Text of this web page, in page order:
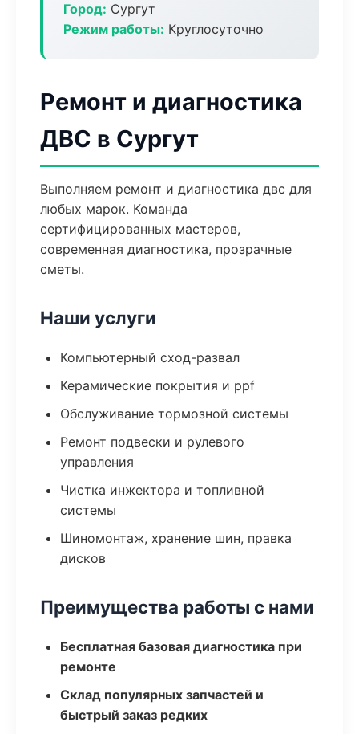
Город: Сургут
Режим работы: Круглосуточно
Ремонт и диагностика
ДВС в Сургут
Выполняем ремонт и диагностика двс для
любых марок. Команда
сертифицированных мастеров,
современная диагностика, прозрачные
сметы.
Наши услуги
Компьютерный сход-развал
Керамические покрытия и ppf
Обслуживание тормозной системы
Ремонт подвески и рулевого
управления
Чистка инжектора и топливной
системы
Шиномонтаж, хранение шин, правка
дисков
Преимущества работы с нами
Бесплатная базовая диагностика при
ремонте
Склад популярных запчастей и
быстрый заказ редких